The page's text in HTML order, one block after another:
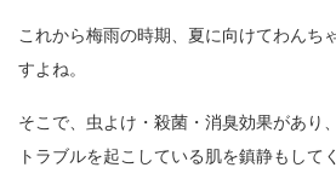
これから梅雨の時期、夏に向けてわんち
すよね。
そこで、虫よけ・殺菌・消臭効果があり
トラブルを起こしている肌を鎮静もして